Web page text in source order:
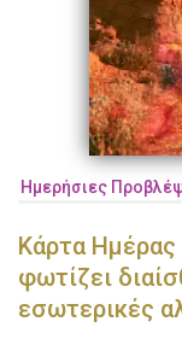
Ημερήσιες
Κάρτα
φωτίζει
εσωτερικές